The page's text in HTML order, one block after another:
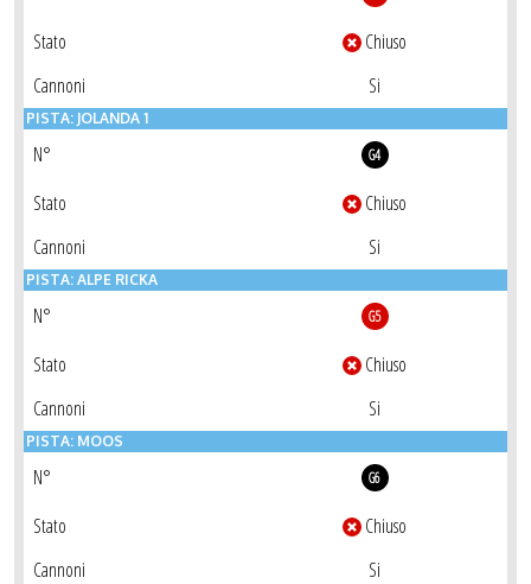
Stato
Chiuso
Cannoni
Si
PISTA: JOLANDA 1
N° G4
Stato
Chiuso
Cannoni
Si
PISTA: ALPE RICKA
N° G5
Stato
Chiuso
Cannoni
Si
PISTA: MOOS
N° G6
Stato
Chiuso
Cannoni
Si